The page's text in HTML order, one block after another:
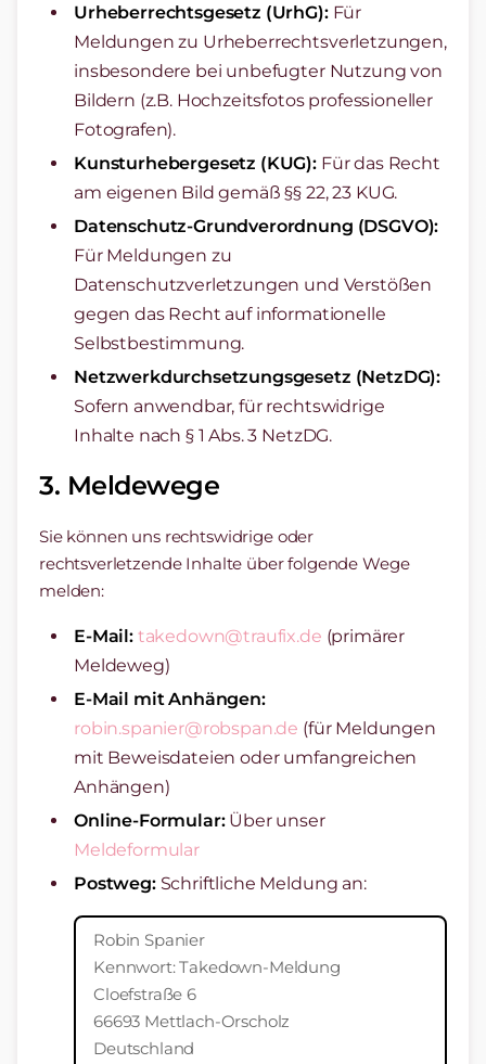
Urheberrechtsgesetz (UrhG):Für
Meldungen zu Urheberrechtsverletzungen,
insbesondere bei unbefugter Nutzung von
Bildern (z.B. Hochzeitsfotos professioneller
Fotografen).
Kunsturhebergesetz (KUG): Für das Recht
am eigenen Bild gemäß §§ 22, 23 KUG.
Datenschutz-Grundverordnung (DSGVO):
Für Meldungen zu
Datenschutzverletzungen und Verstößen
gegen das Recht auf informationelle
Selbstbestimmung.
Netzwerkdurchsetzungsgesetz (NetzDG):
Sofern anwendbar, für rechtswidrige
Inhalte nach § 1 Abs. 3 NetzDG.
3. Meldewege
Sie können uns rechtswidrige oder
rechtsverletzende Inhalte über folgende Wege
melden:
E-Mail: takedown@traufix.de (primärer
Meldeweg)
E-Mail mit Anhängen:
robin.spanier@robspan.de (für Meldungen
mit Beweisdateien oder umfangreichen
Anhängen)
Online-Formular:Über unser
Meldeformular
Postweg:Schriftliche Meldung an:
Robin Spanier
Kennwort: Takedown-Meldung
Cloefstraße 6
66693 Mettlach-Orscholz
Deutschland